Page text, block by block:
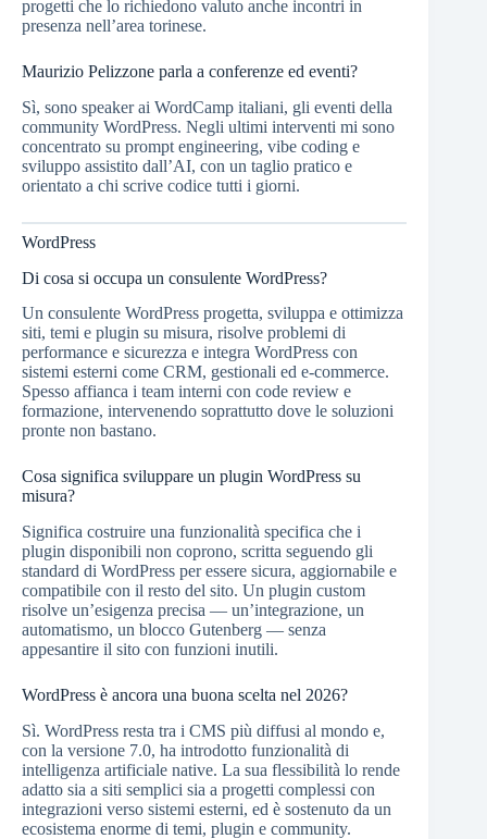
progetti che lo richiedono valuto anche incontri in
presenza nell’area torinese.
Maurizio Pelizzone parla a conferenze ed eventi?
Sì, sono speaker ai WordCamp italiani, gli eventi della
community WordPress. Negli ultimi interventi mi sono
concentrato su prompt engineering, vibe coding e
sviluppo assistito dall’AI, con un taglio pratico e
orientato a chi scrive codice tutti i giorni.
WordPress
Di cosa si occupa un consulente WordPress?
Un consulente WordPress progetta, sviluppa e ottimizza
siti, temi e plugin su misura, risolve problemi di
performance e sicurezza e integra WordPress con
sistemi esterni come CRM, gestionali ed e-commerce.
Spesso affianca i team interni con code review e
formazione, intervenendo soprattutto dove le soluzioni
pronte non bastano.
Cosa significa sviluppare un plugin WordPress su
misura?
Significa costruire una funzionalità specifica che i
plugin disponibili non coprono, scritta seguendo gli
standard di WordPress per essere sicura, aggiornabile e
compatibile con il resto del sito. Un plugin custom
risolve un’esigenza precisa — un’integrazione, un
automatismo, un blocco Gutenberg — senza
appesantire il sito con funzioni inutili.
WordPress è ancora una buona scelta nel 2026?
Sì. WordPress resta tra i CMS più diffusi al mondo e,
con la versione 7.0, ha introdotto funzionalità di
intelligenza artificiale native. La sua flessibilità lo rende
adatto sia a siti semplici sia a progetti complessi con
integrazioni verso sistemi esterni, ed è sostenuto da un
ecosistema enorme di temi, plugin e community.